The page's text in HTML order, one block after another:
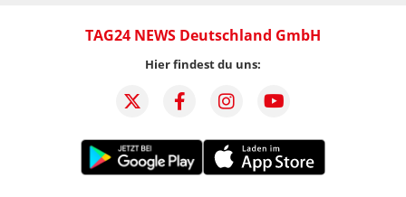
TAG24 NEWS Deutschland GmbH
Hier findest du uns: